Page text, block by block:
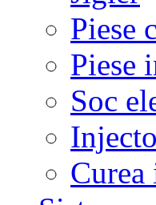
Piese
Piese
Soc